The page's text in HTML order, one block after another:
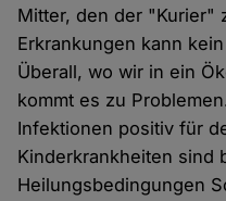
Mitter, den der "Kurier"
Erkrankungen kann
Überall, wo wir in ein
kommt es zu
Infektionen positiv für
Kinderkrankheiten sind
Heilungsbedingungen